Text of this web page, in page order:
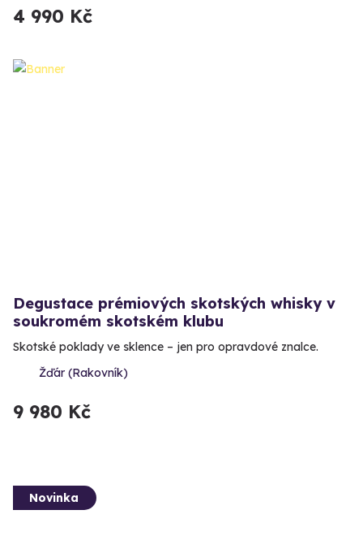
4 990 Kč
Degustace prémiových skotských whisky v
soukromém skotském klubu
Skotské poklady ve sklence – jen pro opravdové znalce.
Žďár (Rakovník)
9 980 Kč
Novinka